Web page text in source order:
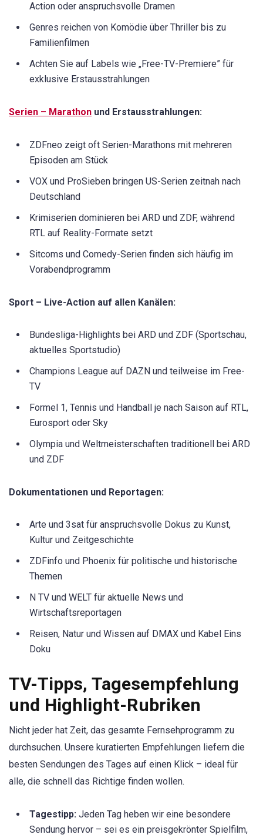
Action oder anspruchsvolle Dramen
Genres reichen von Komödie über Thriller bis zu
Familienfilmen
Achten Sie auf Labels wie „Free-TV-Premiere” für
exklusive Erstausstrahlungen
Serien – Marathon und Erstausstrahlungen:
ZDFneo zeigt oft Serien-Marathons mit mehreren
Episoden am Stück
VOX und ProSieben bringen US-Serien zeitnah nach
Deutschland
Krimiserien dominieren bei ARD und ZDF, während
RTL auf Reality-Formate setzt
Sitcoms und Comedy-Serien finden sich häufig im
Vorabendprogramm
Sport – Live-Action auf allen Kanälen:
Bundesliga-Highlights bei ARD und ZDF (Sportschau,
aktuelles Sportstudio)
Champions League auf DAZN und teilweise im Free-
TV
Formel 1, Tennis und Handball je nach Saison auf RTL,
Eurosport oder Sky
Olympia und Weltmeisterschaften traditionell bei ARD
und ZDF
Dokumentationen und Reportagen:
Arte und 3sat für anspruchsvolle Dokus zu Kunst,
Kultur und Zeitgeschichte
ZDFinfo und Phoenix für politische und historische
Themen
N TV und WELT für aktuelle News und
Wirtschaftsreportagen
Reisen, Natur und Wissen auf DMAX und Kabel Eins
Doku
TV-Tipps, Tagesempfehlung
und Highlight-Rubriken
Nicht jeder hat Zeit, das gesamte Fernsehprogramm zu
durchsuchen. Unsere kuratierten Empfehlungen liefern die
besten Sendungen des Tages auf einen Klick – ideal für
alle, die schnell das Richtige finden wollen.
Tagestipp: Jeden Tag heben wir eine besondere
Sendung hervor – sei es ein preisgekrönter Spielfilm,